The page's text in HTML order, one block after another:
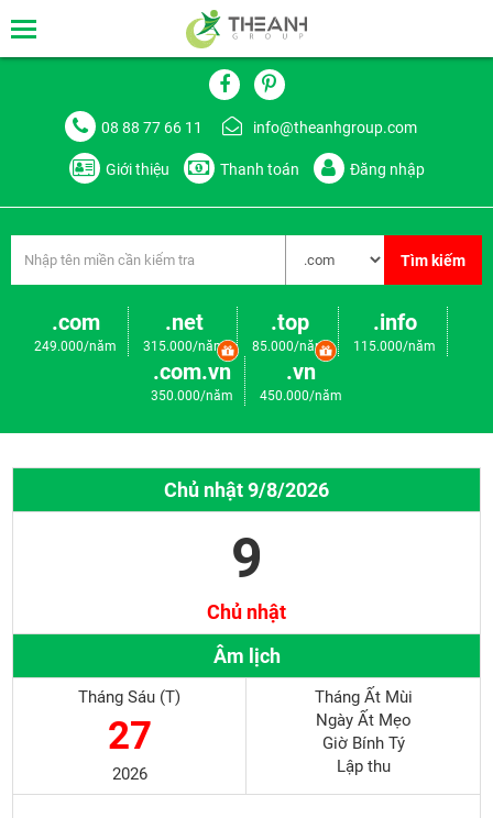
08 88 77 66 11 info@theanhgroup.com
Giới thiệu Thanh toán Đăng nhập
Tìm kiếm
.com
249.000/năm
.net
315.000/năm
.top
85.000/năm
.info
115.000/năm
.com.vn
350.000/năm
.vn
450.000/năm
Chủ nhật 9/8/2026
9
Chủ nhật
Âm lịch
Tháng Sáu (T)
27
2026
Tháng Ất Mùi
Ngày Ất Mẹo
Giờ Bính Tý
Lập thu